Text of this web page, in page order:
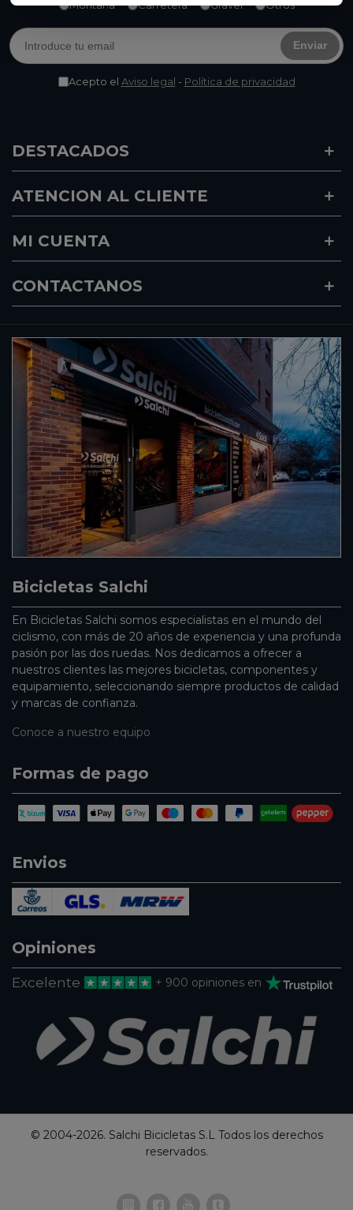
Montaña Carretera Gravel Otros
Enviar
Acepto el Aviso legal - Política de privacidad
DESTACADOS
ATENCION AL CLIENTE
MI CUENTA
CONTACTANOS
Bicicletas Salchi
En Bicicletas Salchi somos especialistas en el mundo del
ciclismo, con más de 20 años de experiencia y una profunda
pasión por las dos ruedas. Nos dedicamos a ofrecer a
nuestros clientes las mejores bicicletas, componentes y
equipamiento, seleccionando siempre productos de calidad
y marcas de confianza.
Conoce a nuestro equipo
Formas de pago
Envios
Opiniones
Excelente + 900 opiniones en
© 2004-2026. Salchi Bicicletas S.L Todos los derechos
reservados.